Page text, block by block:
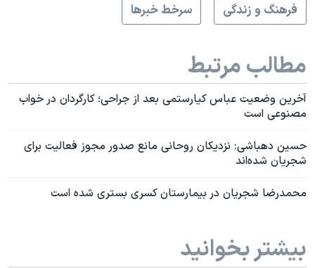
فرهنگ و زندگی
سرخط خبرها
مطالب مرتبط
آخرین وضعیت عباس کیارستمی بعد از جراحی؛ کارگردان در خواب
مصنوعی است
حسین دهباشی: نزدیکان روحانی مانع صدور مجوز فعالیت برای
شجریان شده‌اند
محمدرضا شجریان در بیمارستان کسری بستری شده است
بیشتر بخوانید